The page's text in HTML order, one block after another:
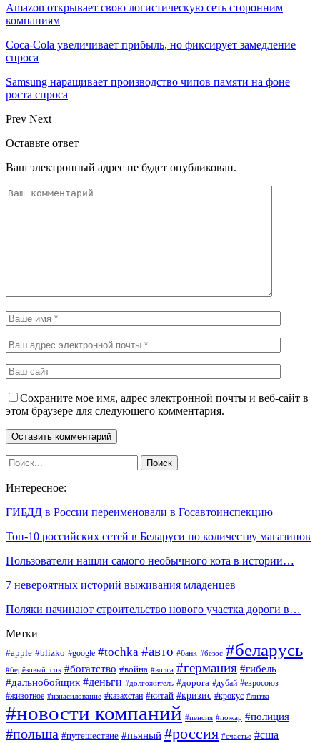
Amazon открывает свою логистическую сеть сторонним
компаниям
Coca-Cola увеличивает прибыль, но фиксирует замедление
спроса
Samsung наращивает производство чипов памяти на фоне
роста спроса
Prev Next
Оставьте ответ
Ваш электронный адрес не будет опубликован.
Сохраните мое имя, адрес электронной почты и веб-сайт в
этом браузере для следующего комментария.
Интересное:
ГИБДД в России переименовали в Госавтоинспекцию
Топ-10 российских сетей в Беларуси по количеству магазинов
Пользователи нашли самого необычного кота в истории…
7 невероятных историй выживания младенцев
Поляки начинают строительство нового участка дороги в…
Метки
#apple #blizko #google #tochka #авто #банк #безос #беларусь
#берёзовый_сок #богатство #война #волга #германия #гибель
#дальнобойщик #деньги #долгожитель #дорога #дубай #евросоюз
#животное #изнасилование #казахстан #китай #кризис #крокус #литва
#новости компаний #пенсия #пожар #полиция
#польша #путешествие #пьяный #россия #счастье #сша